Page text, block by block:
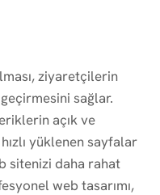
ziyaretçilerin
sağlar.
açık ve
yüklenen sayfalar
sitenizi daha rahat
web tasarımı,